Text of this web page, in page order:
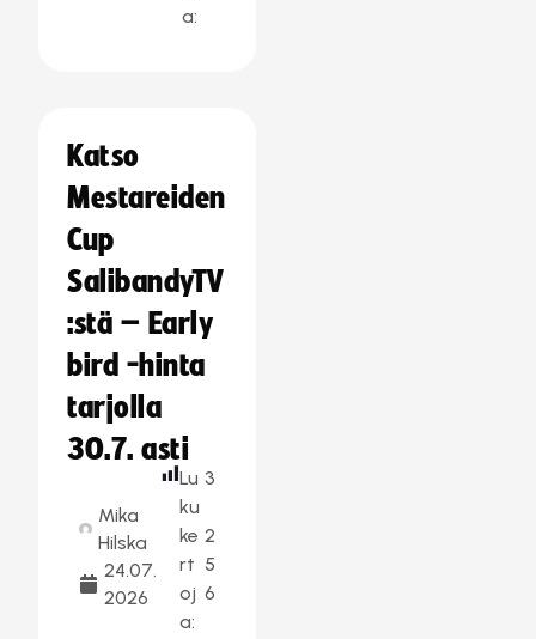
a:
Katso
Mestareiden
Cup
SalibandyTV
:stä – Early
bird -hinta
tarjolla
30.7. asti
Mika
Hilska
24.07.
2026
Lu
ku
ke
rt
oj
a:
3
2
5
6